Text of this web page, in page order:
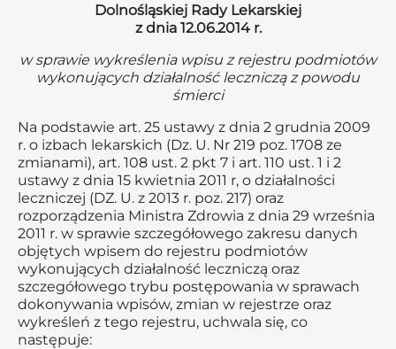
Dolnośląskiej Rady Lekarskiej
z dnia 12.06.2014 r.
w sprawie wykreślenia wpisu z rejestru podmiotów
wykonujących działalność leczniczą z powodu
śmierci
Na podstawie art. 25 ustawy z dnia 2 grudnia 2009
r. o izbach lekarskich (Dz. U. Nr 219 poz. 1708 ze
zmianami), art. 108 ust. 2 pkt 7 i art. 110 ust. 1 i 2
ustawy z dnia 15 kwietnia 2011 r, o działalności
leczniczej (DZ. U. z 2013 r. poz. 217) oraz
rozporządzenia Ministra Zdrowia z dnia 29 września
2011 r. w sprawie szczegółowego zakresu danych
objętych wpisem do rejestru podmiotów
wykonujących działalność leczniczą oraz
szczegółowego trybu postępowania w sprawach
dokonywania wpisów, zmian w rejestrze oraz
wykreśleń z tego rejestru, uchwala się, co
następuje: